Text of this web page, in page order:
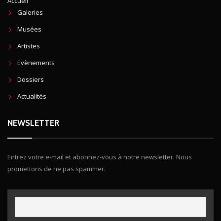
Galeries
Musées
Artistes
Evènements
Dossiers
Actualités
NEWSLETTER
Entrez votre e-mail et abonnez-vous à notre newsletter. Nous
promettons de ne pas spammer.